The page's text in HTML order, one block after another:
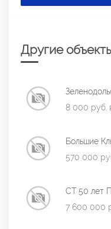
Другие
8 000 руб.
Большие
570 000
СТ 50 лет
7 600 000